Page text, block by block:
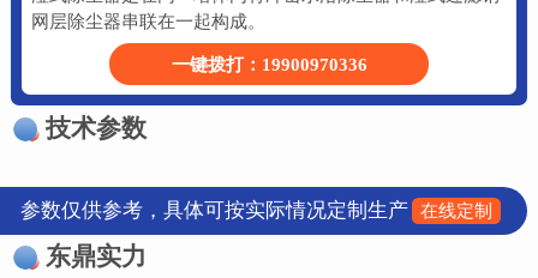
网层除尘器串联在一起构成。
一键拨打：19900970336
技术参数
参数仅供参考，具体可按实际情况定制生产 在线定制
东鼎实力